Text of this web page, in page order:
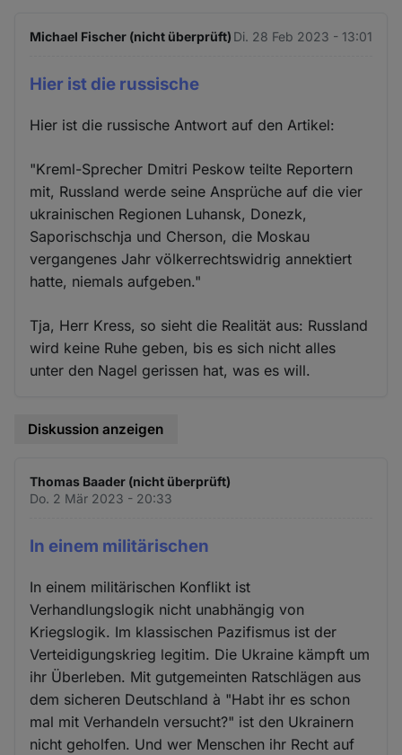
Michael Fischer (nicht überprüft) Di. 28 Feb 2023 - 13:01
Hier ist die russische
Hier ist die russische Antwort auf den Artikel:
"Kreml-Sprecher Dmitri Peskow teilte Reportern
mit, Russland werde seine Ansprüche auf die vier
ukrainischen Regionen Luhansk, Donezk,
Saporischschja und Cherson, die Moskau
vergangenes Jahr völkerrechtswidrig annektiert
hatte, niemals aufgeben."
Tja, Herr Kress, so sieht die Realität aus: Russland
wird keine Ruhe geben, bis es sich nicht alles
unter den Nagel gerissen hat, was es will.
Diskussion anzeigen
Thomas Baader (nicht überprüft)
Do. 2 Mär 2023 - 20:33
In einem militärischen
In einem militärischen Konflikt ist
Verhandlungslogik nicht unabhängig von
Kriegslogik. Im klassischen Pazifismus ist der
Verteidigungskrieg legitim. Die Ukraine kämpft um
ihr Überleben. Mit gutgemeinten Ratschlägen aus
dem sicheren Deutschland à "Habt ihr es schon
mal mit Verhandeln versucht?" ist den Ukrainern
nicht geholfen. Und wer Menschen ihr Recht auf